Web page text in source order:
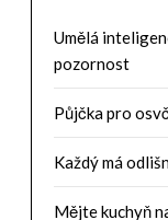
Umělá
pozornost
Půjčka pro osvč
Každý má
Mějte kuchyň